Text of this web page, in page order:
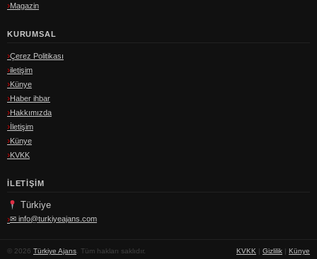
Magazin
KURUMSAL
Çerez Politikası
iletişim
Künye
Haber ihbar
Hakkımızda
İletişim
Künye
KVKK
İLETIŞIM
Türkiye
✉ info@turkiyeajans.com
© 2026 Türkiye Ajans. Tüm hakları saklıdır. KVKK Gizlilik Künye